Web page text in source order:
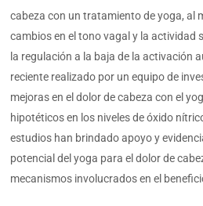
cabeza con un tratamiento de yoga, al
cambios en el tono vagal y la actividad
la regulación a la baja de la activación
reciente realizado por un equipo de
mejoras en el dolor de cabeza con el
hipotéticos en los niveles de óxido
estudios han brindado apoyo y
potencial del yoga para el dolor de
mecanismos involucrados en el